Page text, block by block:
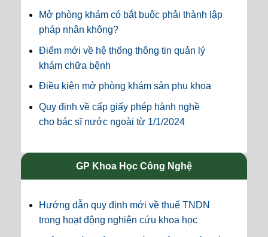
Mở phòng khám có bắt buộc phải thành lập
pháp nhân không?
Điểm mới về hệ thống thông tin quản lý
khám chữa bệnh
Điều kiện mở phòng khám sản phụ khoa
Quy định về cấp giấy phép hành nghề
cho bác sĩ nước ngoài từ 1/1/2024
GP Khoa Học Công Nghệ
Hướng dẫn quy định mới về thuế TNDN
trong hoạt động nghiên cứu khoa học